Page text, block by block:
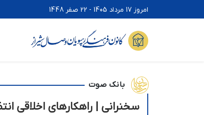
امروز 17 مرداد 1405 - 22 صفر 1448
بانک صوت
سخنرانی | راهکارهای اخلاقی